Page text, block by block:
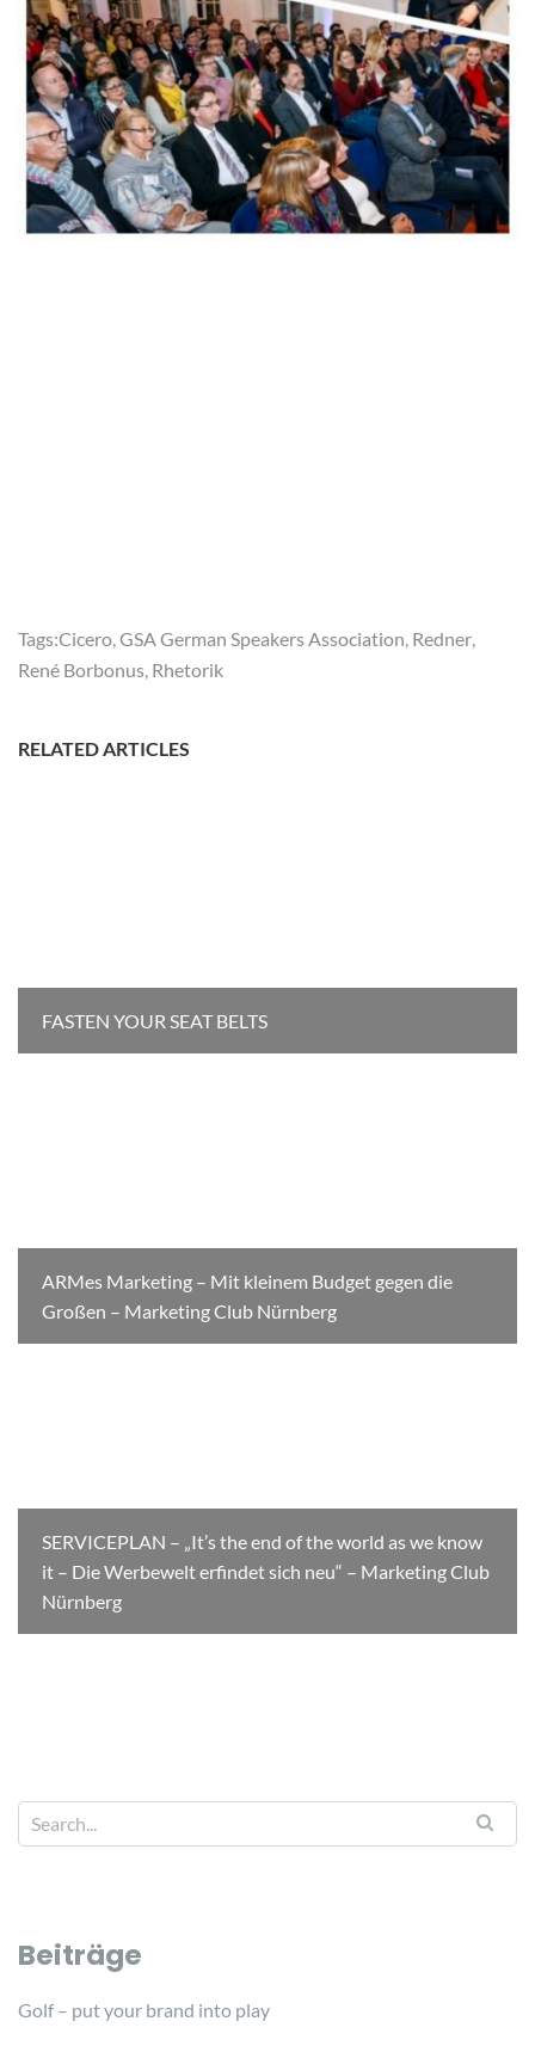
Tags:Cicero,GSA German Speakers Association, Redner,
René Borbonus, Rhetorik
RELATED ARTICLES
FASTEN YOUR SEAT BELTS
ARMes Marketing – Mit kleinem Budget gegen die
Großen – Marketing Club Nürnberg
SERVICEPLAN – „It’s the end of the world as we know
it – Die Werbewelt erfindet sich neu“ – Marketing Club
Nürnberg
Beiträge
Golf – put your brand into play